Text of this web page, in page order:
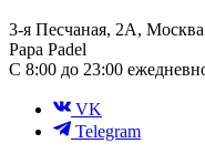
3-я Песчаная, 2А, Москва
Papa Padel
С 8:00 до 23:00
VK
Telegram